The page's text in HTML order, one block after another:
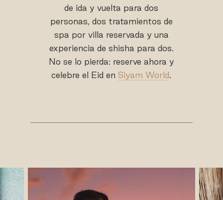
de ida y vuelta para dos
personas, dos tratamientos de
spa por villa reservada y una
experiencia de shisha para dos.
No se lo pierda: reserve ahora y
celebre el Eid enSiyam World.